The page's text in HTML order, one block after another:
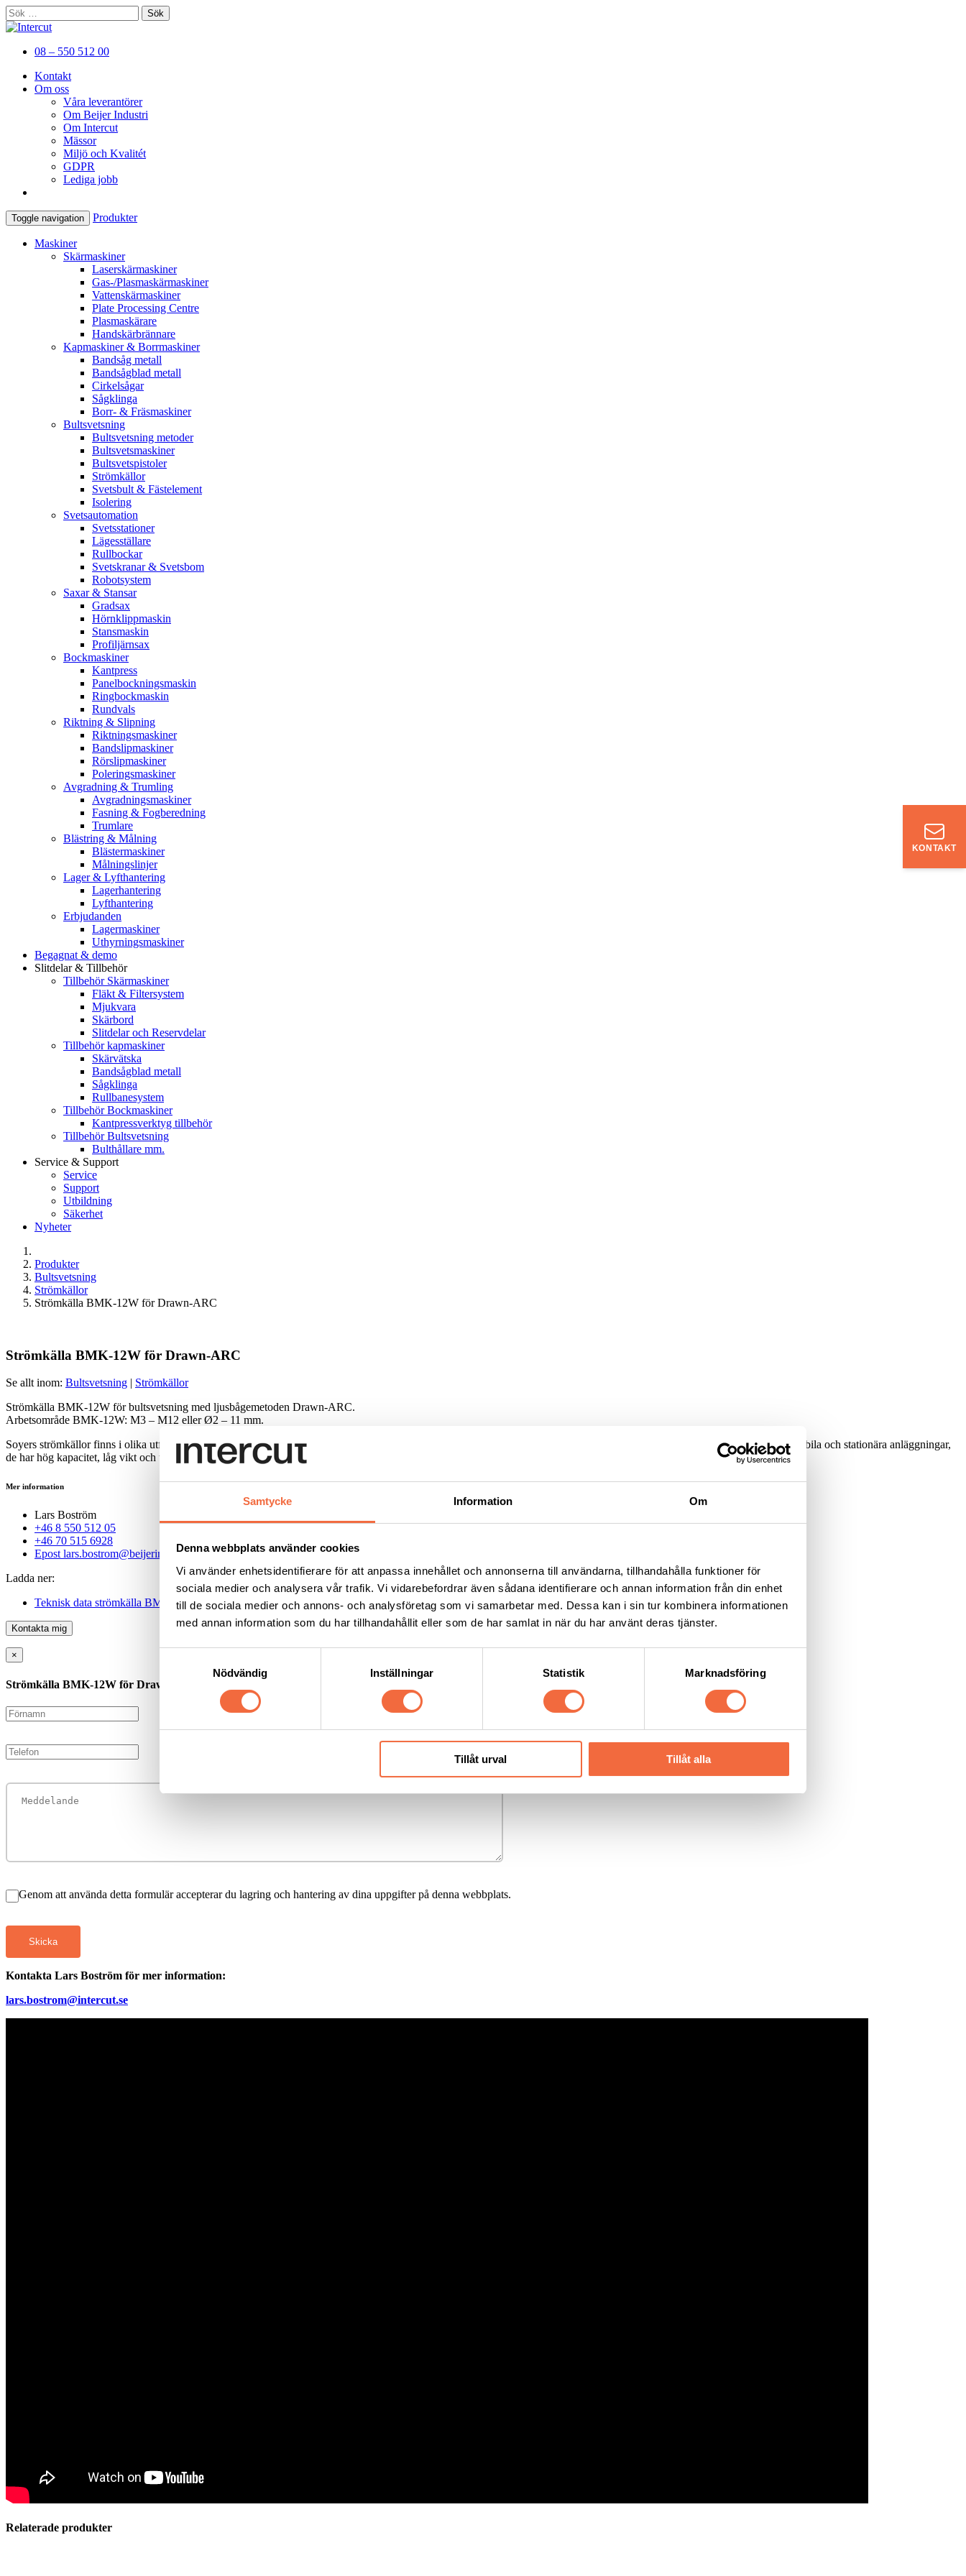
Samtycke Information Om
Denna webbplats använder cookies
Vi använder enhetsidentifierare för att anpassa innehållet och annonserna till användarna, tillhandahålla funktioner för
sociala medier och analysera vår trafik. Vi vidarebefordrar även sådana identifierare och annan information från din enhet
till de sociala medier och annons- och analysföretag som vi samarbetar med. Dessa kan i sin tur kombinera informationen
med annan information som du har tillhandahållit eller som de har samlat in när du har använt deras tjänster.
Nödvändig
Inställningar Statistik Marknadsföring
Tillåt urval Tillåt alla
Sök
efter:
Intercut
Er kompletta leverantör av plåtbearbetningsmaskiner
08 – 550 512 00
Kontakt
Om oss
Våra leverantörer
Om Beijer Industri
Om Intercut
Mässor
Miljö och Kvalitét
GDPR
Lediga jobb
Toggle navigation Produkter
Maskiner
Skärmaskiner
Laserskärmaskiner
Gas-/Plasmaskärmaskiner
Vattenskärmaskiner
Plate Processing Centre
Plasmaskärare
Handskärbrännare
Kapmaskiner & Borrmaskiner
Bandsåg metall
Bandsågblad metall
Cirkelsågar
Sågklinga
Borr- & Fräsmaskiner
Bultsvetsning
Bultsvetsning metoder
Bultsvetsmaskiner
Bultsvetspistoler
Strömkällor
Svetsbult & Fästelement
Isolering
Svetsautomation
Svetsstationer
Lägesställare
Rullbockar
Svetskranar & Svetsbom
Robotsystem
Saxar & Stansar
Gradsax
Hörnklippmaskin
Stansmaskin
Profiljärnsax
Bockmaskiner
Kantpress
Panelbockningsmaskin
Ringbockmaskin
Rundvals
Riktning & Slipning
Riktningsmaskiner
Bandslipmaskiner
Rörslipmaskiner
Poleringsmaskiner
Avgradning & Trumling
Avgradningsmaskiner
Fasning & Fogberedning
Trumlare
Blästring & Målning
Blästermaskiner
Målningslinjer
Lager & Lyfthantering
Lagerhantering
Lyfthantering
Erbjudanden
Lagermaskiner
Uthyrningsmaskiner
Begagnat & demo
Slitdelar & Tillbehör
Tillbehör Skärmaskiner
Fläkt & Filtersystem
Mjukvara
Skärbord
Slitdelar och Reservdelar
Tillbehör kapmaskiner
Skärvätska
Bandsågblad metall
Sågklinga
Rullbanesystem
Tillbehör Bockmaskiner
Kantpressverktyg tillbehör
Tillbehör Bultsvetsning
Bulthållare mm.
Service & Support
Service
Support
Utbildning
Säkerhet
Nyheter
Produkter
Bultsvetsning
Strömkällor
Strömkälla BMK-12W för Drawn-ARC
Strömkälla BMK-12W för Drawn-ARC
Se allt inom: Bultsvetsning | Strömkällor
Strömkälla BMK-12W för bultsvetsning med ljusbågemetoden Drawn-ARC.
Arbetsområde BMK-12W: M3 – M12 eller Ø2 – 11 mm.
Soyers strömkällor finns i olika utföranden för handpistoler, svetshuvuden, halv- och helautomatiska bultsvetsmaskiner med CNC-styrning. Strömkällor kan användas både i mobila och stationära anläggningar,
de har hög kapacitet, låg vikt och uppfyller alla säkerhetskrav för bultsvetsning.
Mer information
Lars Boström
+46 8 550 512 05
+46 70 515 6928
Epost lars.bostrom@beijerind.se
Ladda ner:
Teknisk data strömkälla BMK 12w
Kontakta mig
×
Strömkälla BMK-12W för Drawn-ARC
Genom att använda detta formulär accepterar du lagring och hantering av dina uppgifter på denna webbplats.
Skicka
Kontakta Lars Boström för mer information:
lars.bostrom@intercut.se
Relaterade produkter
KONTAKT